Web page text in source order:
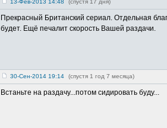
13-Фев-2013 14:48 (спустя 17 дня)
Прекрасный Британский сериал. Отдельная
будет. Ещё печалит скорость Вашей раздачи.
30-Сен-2014 19:14 (спустя 1 год 7 месяца)
Встаньте на раздачу...потом сидировать буду...